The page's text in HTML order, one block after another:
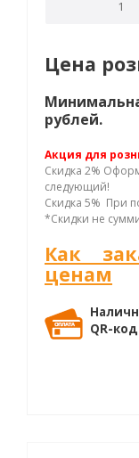
Цена
рублей.
Акция для
Скидка 2%
следующий!
Скидка 5% При
*Скидки не
Как
ценам
QR-